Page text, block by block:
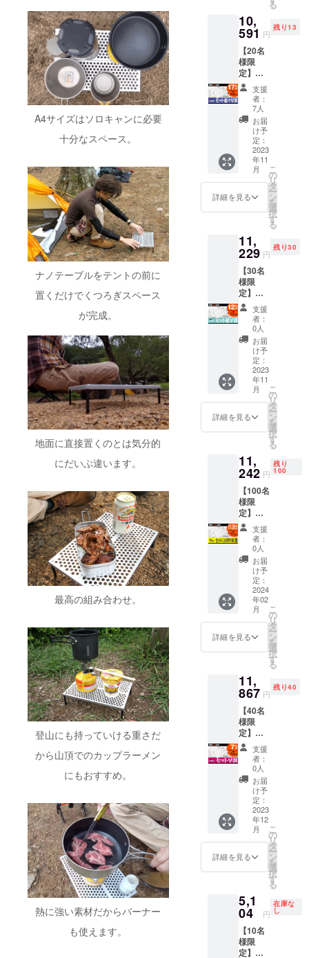
A4サイズはソロキャンに必要
十分なスペース。
ナノテーブルをテントの前に
置くだけでくつろぎスペース
が完成。
地面に直接置くのとは気分的
にだいぶ違います。
最高の組み合わせ。
登山にも持っていける重さだ
から山頂でのカップラーメン
にもおすすめ。
熱に強い素材だからバーナー
も使えます。
※ ご注
文状
況、使
用部材
の供給
状況、
製造工
程上の
都合等
により
出荷時
期が遅
れる場
合があ
りま
す。
6,061円
で支援
可能で
す。 ※
消費税
込み ※
送料は
全国一
律無料
※ 割引
率は販
売予定
価格に
送料を
含む合
計金額
に対す
文状
況、使
用部材
の供給
状況、
製造工
程上の
都合等
により
出荷時
期が遅
れる場
合があ
りま
す。
る
10,
591 円
残り13
【20名
様限
定】
セット
超々早
10,591
円 (税
込,送料
販売予
定価
格：
12,760
円が
【17%
2,169円
割引の
10,591
円で支
援可能
です。
※ 消費
税込み
※ 送料
は全国
一律無
料 ※ 割
引率は
販売予
定価格
に送料
を含む
ので
す。 ※
ご注文
状況、
使用部
材の供
給状
況、製
造工程
上の都
合等に
より出
荷時期
が遅れ
る場合
があり
ます。
支援
者：
7人
お届
け予
定：
2023
年11
月
詳細を見る
こ
の
リ
タ
ー
ン
を
選
択
す
る
11,
229 円
残り30
【30名
様限
定】
セット
超早割
11,229
円 (税
込,送料
販売予
定価
格：
12,760
円が
【12%
OFF】
割引の
11,229
円で支
援可能
です。
※ 消費
税込み
※ 送料
は全国
一律無
料 ※ 割
引率は
販売予
定価格
に送料
を含む
合計金
す。 ※
ご注文
状況、
使用部
材の供
給状
況、製
造工程
上の都
合等に
より出
荷時期
が遅れ
る場合
があり
ます。
支援
者：
0人
お届
け予
定：
2023
年11
月
詳細を見る
こ
の
リ
タ
ー
ン
を
選
択
す
る
11,
242 円
残り
100
【100名
様限
定】
セット
CAMPF
IRE割
11,242
円 (税
込,送料
販売予
定価
格：
6,380円
が
【11.9
】1,518
円割引
の
11,242
円で支
援可能
です。
※ 消費
税込み
※ 送料
は全国
一律無
料 ※ 割
引率は
販売予
定価格
に送料
するも
ので
す。 ※
ご注文
状況、
使用部
支援
者：
0人
お届
け予
定：
2024
年02
月
詳細を見る
こ
の
リ
タ
ー
ン
を
選
択
す
る
11,
867 円
残り40
【40名
様限
定】
セット
早割
11,867
円 (税
込,送料
販売予
定価
格：
12,760
円が
【7%O
FF】
893円割
引の
11,867
円で支
援可能
です。
※ 消費
支援
者：
0人
お届
け予
定：
2023
年12
月
詳細を見る
こ
の
リ
タ
ー
ン
を
選
択
す
る
5,1
04 円
在庫な
し
【10名
様限
定】極